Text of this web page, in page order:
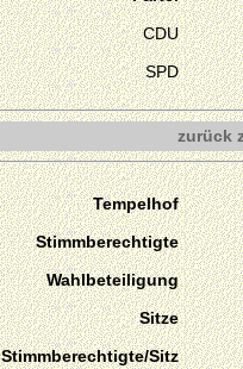
CDU
SPD
zurück
Tempelhof
Stimmberechtigte
Wahlbeteiligung
Sitze
Stimmberechtigte/Sitz